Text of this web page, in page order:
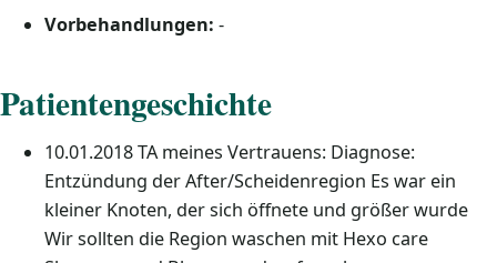
Vorbehandlungen: -
Patientengeschichte
10.01.2018 TA meines Vertrauens: Diagnose:
Entzündung der After/Scheidenregion Es war ein
kleiner Knoten, der sich öffnete und größer wurde
Wir sollten die Region waschen mit Hexo care